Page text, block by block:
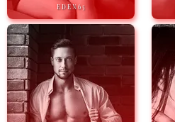
EDEN65